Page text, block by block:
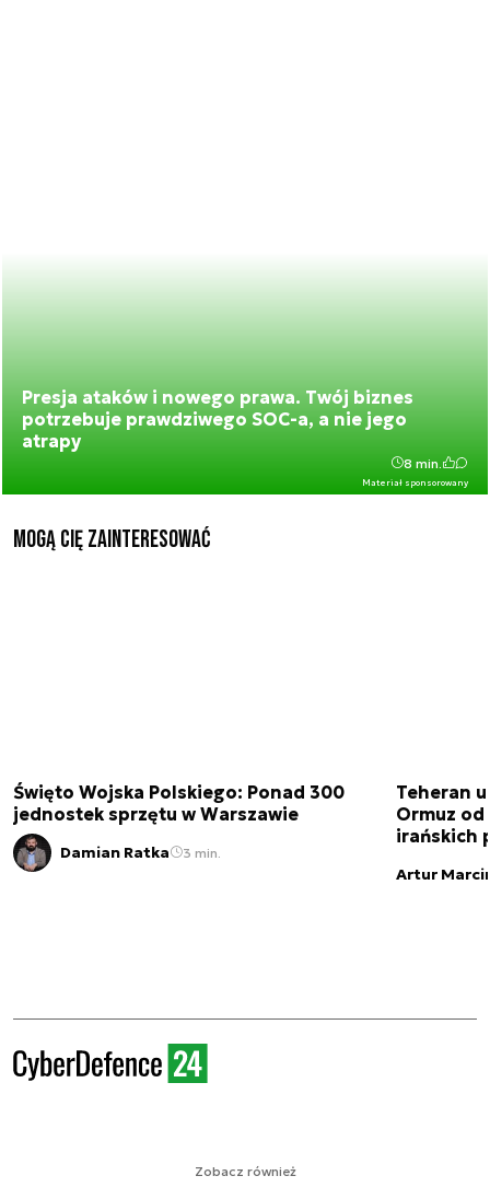
Presja ataków i nowego prawa. Twój biznes
potrzebuje prawdziwego SOC-a, a nie jego
atrapy
Materiał sponsorowany
8 min.
Mogą Cię zainteresować
Święto Wojska Polskiego: Ponad 300
jednostek sprzętu w Warszawie
Damian Ratka 3 min.
Teheran
Ormuz
irańskich
Artur
Zobacz również